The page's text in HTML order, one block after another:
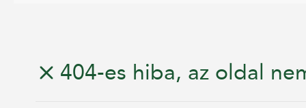
404-es hiba, az oldal